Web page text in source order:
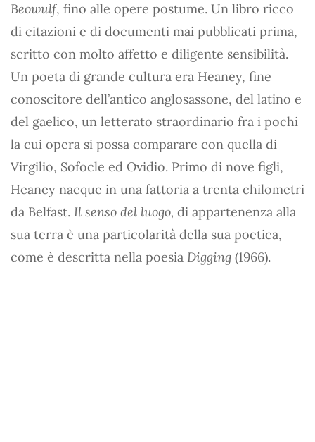
Beowulf, fino alle opere postume. Un libro ricco
di citazioni e di documenti mai pubblicati prima,
scritto con molto affetto e diligente sensibilità.
Un poeta di grande cultura era Heaney, fine
conoscitore dell’antico anglosassone, del latino e
del gaelico, un letterato straordinario fra i pochi
la cui opera si possa comparare con quella di
Virgilio, Sofocle ed Ovidio. Primo di nove figli,
Heaney nacque in una fattoria a trenta chilometri
da Belfast. Il senso del luogo, di appartenenza alla
sua terra è una particolarità della sua poetica,
come è descritta nella poesia Digging (1966).